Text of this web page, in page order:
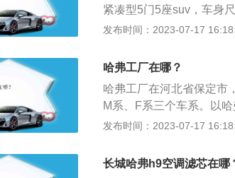
紧凑型5门5座suv，车身
2738mm。2021款哈弗h6
悬架使用了麦弗逊式独立
发布时间：2023-07-17
哈弗工厂在哪？
哈弗工厂在河北省保定市
M系、F系三个车系。以
市场的suv，车身长宽高
配置上，该车配备了安全
发布时间：2023-07-17
长城哈弗h9空调滤芯在哪